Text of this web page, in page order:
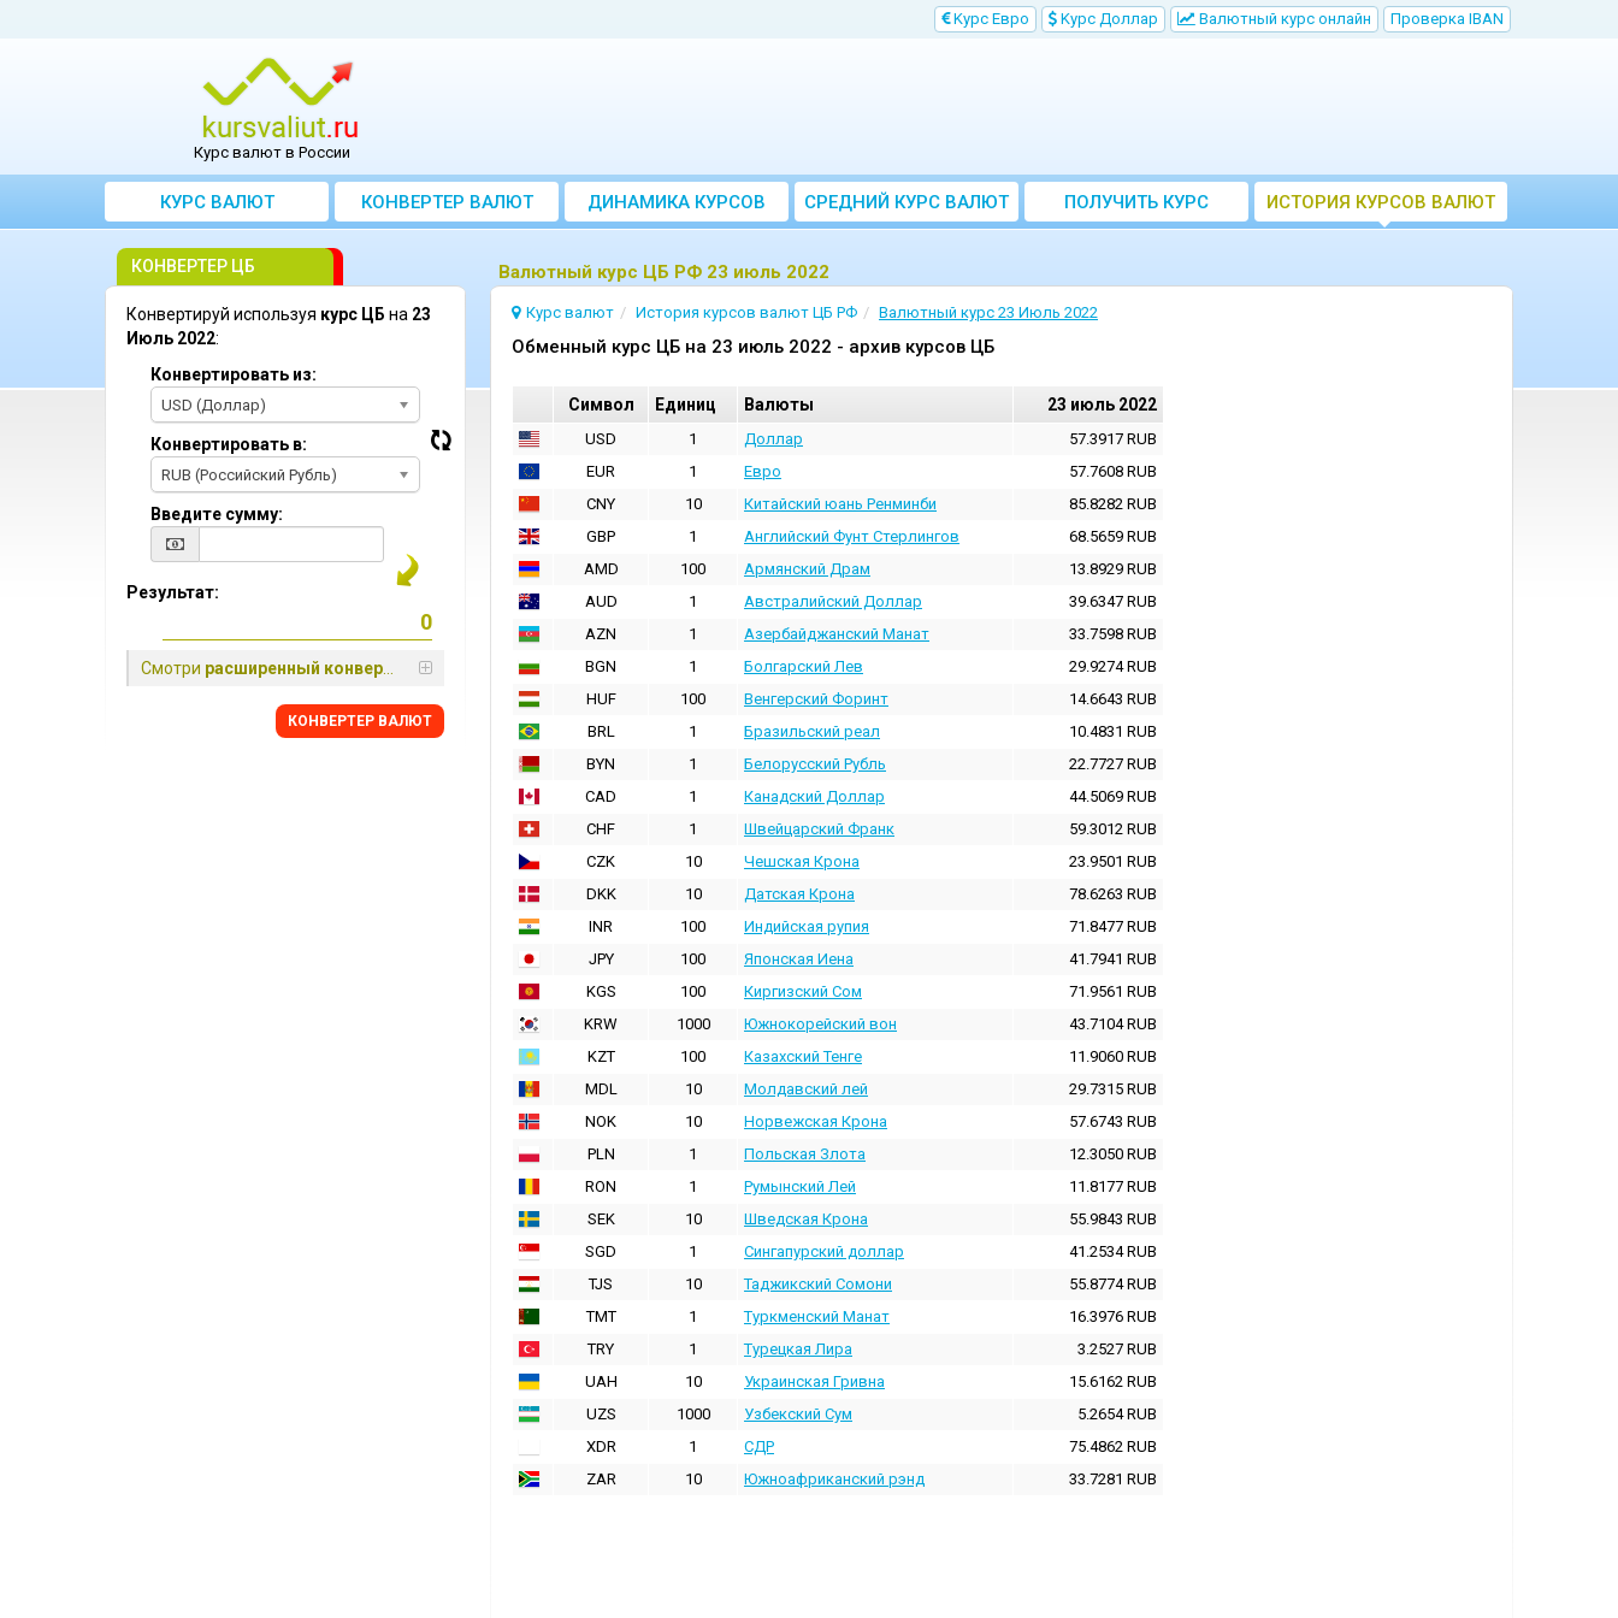
Kурс Евро Kурс Доллар Bалютный курс онлайн Проверка IBAN
Курс валют в России
КУРС ВАЛЮТ КОНВЕРТЕР ВАЛЮТ ДИНАМИКА КУРСОВ
CРЕДНИЙ КУРС ВАЛЮТ
ЗА МЕСЯЦ
ПОЛУЧИТЬ КУРС
ВАЛЮТ ЦБ
ИСТОРИЯ КУРСОВ ВАЛЮТ
ЦБ РФ
Bалютный курс ЦБ РФ 23 июль 2022
Курс валют История курсов валют ЦБ РФ Валютный курс 23 Июль 2022
Oбменный курс ЦБ на 23 июль 2022 - архив курсов ЦБ
Cимвол Единиц Валюты 23 июль 2022
USD 1 Доллар 57.3917 RUB
EUR
1 Евро 57.7608 RUB
CNY
10 Китайский юань Ренминби 85.8282 RUB
GBP
1 Английский Фунт Стерлингов 68.5659 RUB
AMD
100 Армянский Драм 13.8929 RUB
AUD
1 Австралийский Доллар 39.6347 RUB
AZN
1 Азербайджанский Манат 33.7598 RUB
BGN
1 Болгарский Лев 29.9274RUB
HUF
100 Венгерский Форинт 14.6643 RUB
BRL
1 Бразильский реал 10.4831 RUB
BYN
1 Белорусский Рубль 22.7727 RUB
CAD
1 Канадский Доллар 44.5069 RUB
CHF
1 Швейцарский Франк 59.3012 RUB
CZK
10 Чешская Крона 23.9501 RUB
DKK
10 Датская Крона 78.6263 RUB
INR
100 Индийская pупия 71.8477 RUB
JPY
100 Японская Иена 41.7941 RUB
KGS
100 Киргизский Сом 71.9561 RUB
KRW
1000 Южнокорейский вон 43.7104RUB
KZT
100 Казахский Тенге 11.9060 RUB
MDL
10 Молдавский лей 29.7315 RUB
NOK
10 Норвежская Крона 57.6743 RUB
PLN
1 Польская Злота 12.3050 RUB
RON
1 Румынский Лей 11.8177 RUB
SEK
10 Шведская Крона 55.9843 RUB
SGD
1 Сингапурский доллар 41.2534RUB
TJS
10 Таджикский Сомони 55.8774RUB
TMT
1 Туркменский Манат 16.3976 RUB
TRY
1 Турецкая Лира 3.2527 RUB
UAH
10 Украинская Гривна 15.6162 RUB
UZS
1000 Узбекский Сум 5.2654RUB
XDR
1 СДР 75.4862 RUB
ZAR
10 Южноафриканский рэнд 33.7281 RUB
КОНВЕРТЕР ЦБ
Конвертируй используя курс ЦБ на 23
Июль 2022:
Конвертировать из:
USD (Доллар)
Конвертировать в:
RUB (Российский Рубль)
Введите сумму:
Результат:
Смотри расширенный конвертер
КОНВЕРТЕР ВАЛЮТ